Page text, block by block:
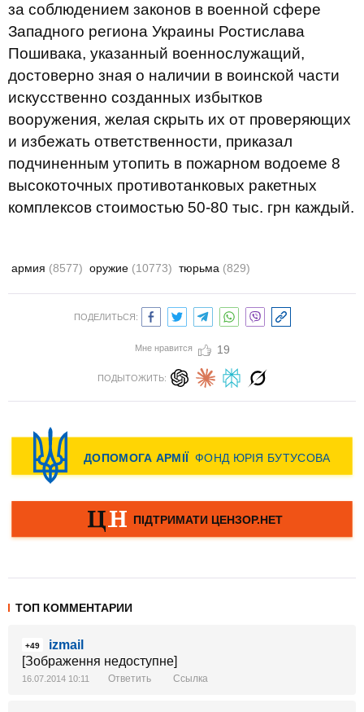
за соблюдением законов в военной сфере
Западного региона Украины Ростислава
Пошивака, указанный военнослужащий,
достоверно зная о наличии в воинской части
искусственно созданных избытков
вооружения, желая скрыть их от проверяющих
и избежать ответственности, приказал
подчиненным утопить в пожарном водоеме 8
высокоточных противотанковых ракетных
комплексов стоимостью 50-80 тыс. грн каждый.
армия (8577) оружие (10773) тюрьма (829)
ПОДЕЛИТЬСЯ:
Мне нравится 19
ПОДЫТОЖИТЬ:
ТОП КОММЕНТАРИИ
+49
izmail
[Зображення недоступне]
16.07.2014 10:11 Ответить Ссылка